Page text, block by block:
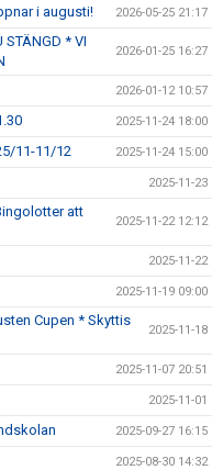
i augusti! 2026-05-25 21:17
STÄNGD * VI
2026-01-25 16:27
2026-01-12 10:57
2025-11-24 18:00
11-11/12 2025-11-24 15:00
2025-11-23
att
2025-11-22 12:12
2025-11-22
2025-11-19 09:00
Cupen * Skyttis
2025-11-18
2025-11-07 20:51
2025-11-01
2025-09-27 16:15
2025-08-30 14:32